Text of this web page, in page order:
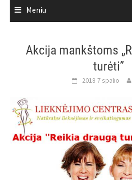
Meniu
Akcija mankštoms
turėti”
2018 7 spalio